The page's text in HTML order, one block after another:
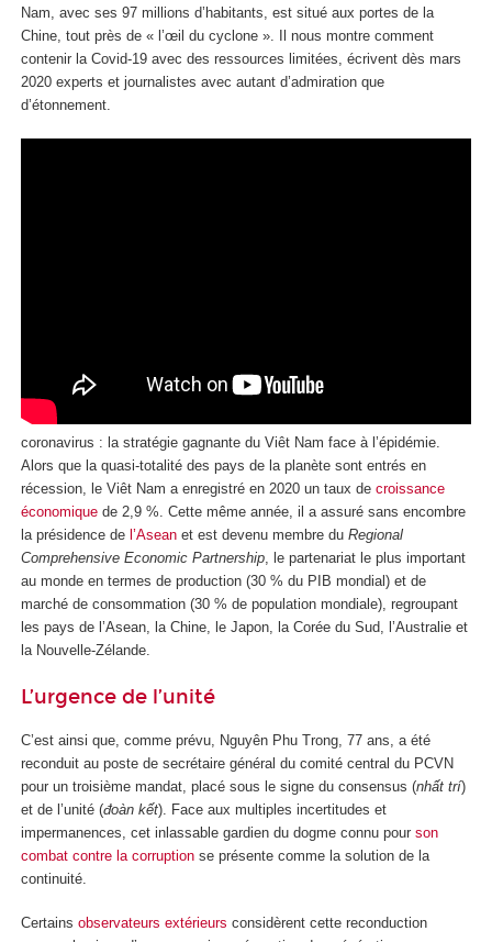
Nam, avec ses 97 millions d’habitants, est situé aux portes de la
Chine, tout près de « l’œil du cyclone ». Il nous montre comment
contenir la Covid-19 avec des ressources limitées, écrivent dès mars
2020 experts et journalistes avec autant d’admiration que
d’étonnement.
coronavirus : la stratégie gagnante du Viêt Nam face à l’épidémie.
Alors que la quasi-totalité des pays de la planète sont entrés en
récession, le Viêt Nam a enregistré en 2020 un taux de croissance
économique de 2,9 %. Cette même année, il a assuré sans encombre
la présidence de l’Asean et est devenu membre du Regional
Comprehensive Economic Partnership , le partenariat le plus important
au monde en termes de production (30 % du PIB mondial) et de
marché de consommation (30 % de population mondiale), regroupant
les pays de l’Asean, la Chine, le Japon, la Corée du Sud, l’Australie et
la Nouvelle-Zélande.
L’urgence de l’unité
C’est ainsi que, comme prévu, Nguyên Phu Trong, 77 ans, a été
reconduit au poste de secrétaire général du comité central du PCVN
pour un troisième mandat, placé sous le signe du consensus (nhất trí)
et de l’unité (đoàn kết). Face aux multiples incertitudes et
impermanences, cet inlassable gardien du dogme connu pour son
combat contre la corruption se présente comme la solution de la
continuité.
Certains observateurs extérieurs considèrent cette reconduction